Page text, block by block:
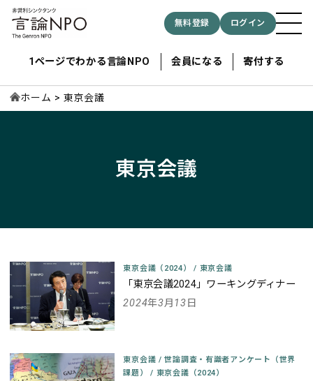
無料登録 ログイン
1ページでわかる言論NPO 会員になる 寄付する
ホーム 東京会議
東京会議
東京会議（2024）/ 東京会議
「東京会議2024」ワーキングディナー
2024年3月13日
東京会議 / 世論調査・有識者アンケート（世界
課題）/ 東京会議（2024）